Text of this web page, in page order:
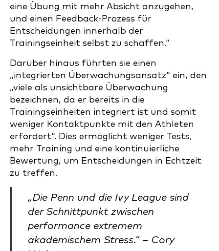
eine Übung mit mehr Absicht anzugehen,
und einen Feedback-Prozess für
Entscheidungen innerhalb der
Trainingseinheit selbst zu schaffen.“
Darüber hinaus führten sie einen
„integrierten Überwachungsansatz“ ein, den
„viele als unsichtbare Überwachung
bezeichnen, da er bereits in die
Trainingseinheiten integriert ist und somit
weniger Kontaktpunkte mit den Athleten
erfordert“. Dies ermöglicht weniger Tests,
mehr Training und eine kontinuierliche
Bewertung, um Entscheidungen in Echtzeit
zu treffen.
„Die Penn und die Ivy League sind
der Schnittpunkt zwischen
performance extremem
akademischem Stress.“ – Cory